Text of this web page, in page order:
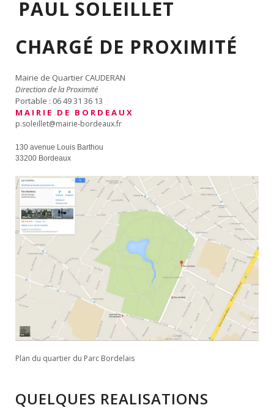
PAUL SOLEILLET
CHARGÉ DE PROXIMITÉ
Mairie de Quartier CAUDERAN
Direction de la Proximité
Portable : 06 49 31 36 13
M A I R I E D E B O R D E A U X
p.soleillet@mairie-bordeaux.fr
130 avenue Louis Barthou
33200 Bordeaux
Plan du quartier du Parc Bordelais
QUELQUES REALISATIONS